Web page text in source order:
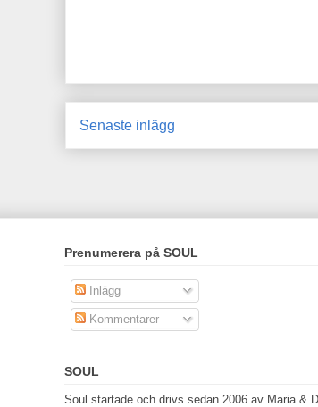
Senaste inlägg
Prenumerera på SOUL
Inlägg
Kommentarer
SOUL
Soul startade och drivs sedan 2006 av Maria &